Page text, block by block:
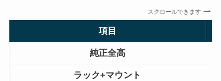
スクロールできます
項目
純正全高
ラック+マウント